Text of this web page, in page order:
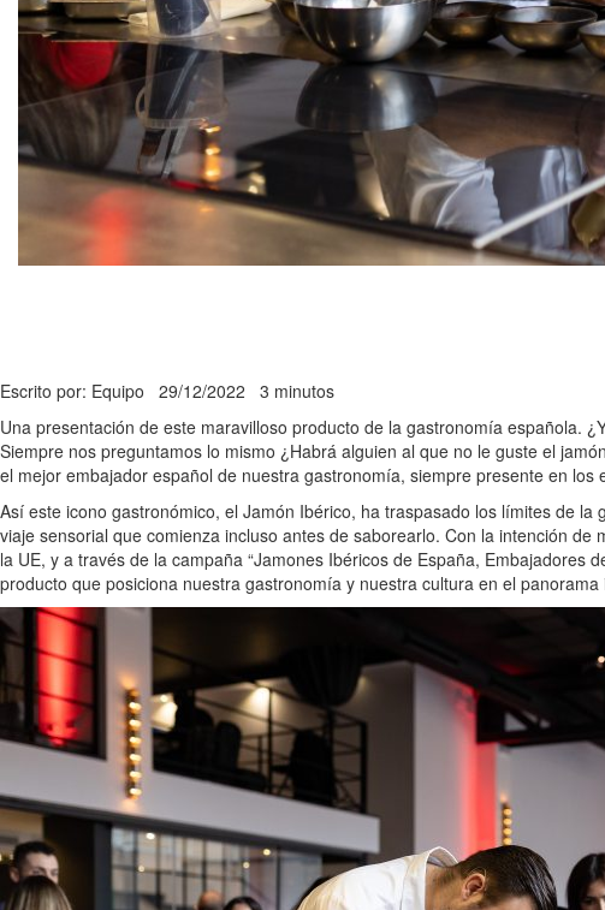
Escrito por: Equipo 29/12/2022 3 minutos
Una presentación de este maravilloso producto de la gastronomía española.
Siempre nos preguntamos lo mismo ¿Habrá alguien al que no le guste el
el mejor embajador español de nuestra gastronomía, siempre presente en
Así este icono gastronómico, el Jamón Ibérico, ha traspasado los límites de
viaje sensorial que comienza incluso antes de saborearlo. Con la intención
la UE, y a través de la campaña “Jamones Ibéricos de España,
producto que posiciona nuestra gastronomía y nuestra cultura en el panorama